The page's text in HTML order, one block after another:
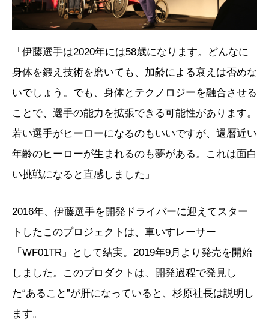
「伊藤選手は2020年には58歳になります。どんなに
身体を鍛え技術を磨いても、加齢による衰えは否めな
いでしょう。でも、身体とテクノロジーを融合させる
ことで、選手の能力を拡張できる可能性があります。
若い選手がヒーローになるのもいいですが、還暦近い
年齢のヒーローが生まれるのも夢がある。これは面白
い挑戦になると直感しました」
2016年、伊藤選手を開発ドライバーに迎えてスター
トしたこのプロジェクトは、車いすレーサー
「WF01TR」として結実。2019年9月より発売を開始
しました。このプロダクトは、開発過程で発見し
た“あること”が肝になっていると、杉原社長は説明し
ます。